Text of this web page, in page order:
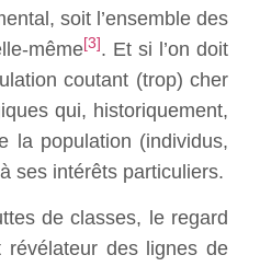
soit l’ensemble des
même[3] . Et si l’on doit
coutant (trop) cher
qui, historiquement,
la population (individus,
ses intérêts particuliers.
de classes, le regard
révélateur des lignes de